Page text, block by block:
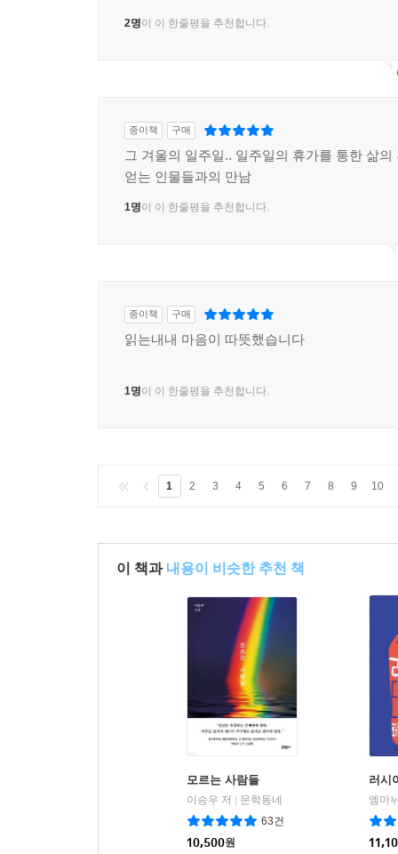
2명이 이 한줄평을 추천합니다.
종이책 구매
그 겨울의 일주일.. 일주일의 휴가를 통한 삶의
얻는 인물들과의 만남
1명이 이 한줄평을 추천합니다.
종이책 구매
읽는내내 마음이 따뜻했습니다
1명이 이 한줄평을 추천합니다.
1 2 3 4 5 6 7 8 9 10
이 책과 내용이 비슷한 추천 책
모르는 사람들
이승우 저 | 문학동네
63건
10,500원
러시